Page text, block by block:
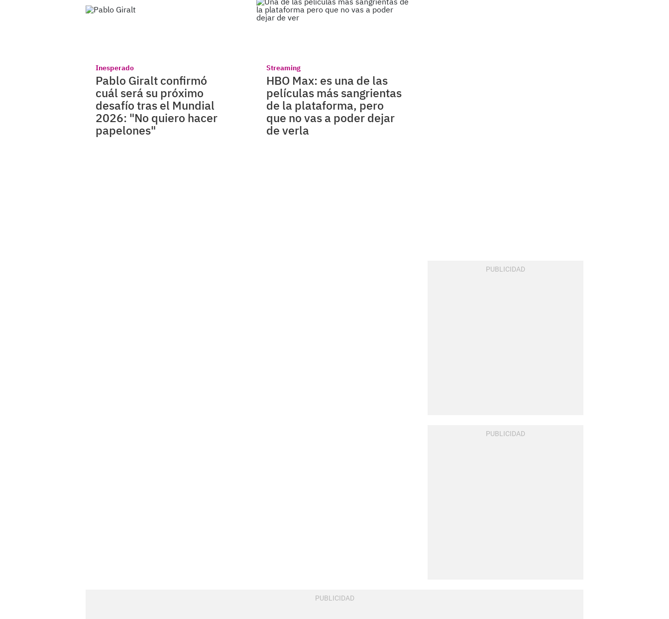
Inesperado
Pablo Giralt confirmó
cuál será su próximo
desafío tras el Mundial
2026: "No quiero hacer
papelones"
Streaming
HBO Max: es una de las
películas más sangrientas
de la plataforma, pero
que no vas a poder dejar
de verla